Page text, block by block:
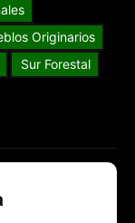
Originarios
Sur Forestal